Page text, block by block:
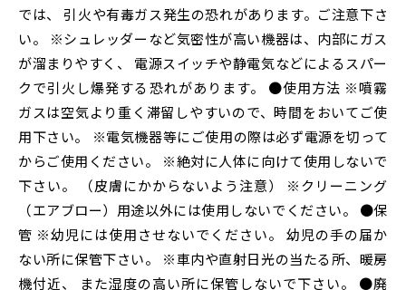
では、 引火や有毒ガス発生の恐れがあります。ご注意下さ
い。 ※シュレッダーなど気密性が高い機器は、内部にガス
が溜まりやすく、 電源スイッチや静電気などによるスパー
クで引火し爆発する恐れがあります。 ●使用方法 ※噴霧
ガスは空気より重く滞留しやすいので、時間をおいてご使
用下さい。 ※電気機器等にご使用の際は必ず電源を切って
からご使用ください。 ※絶対に人体に向けて使用しないで
下さい。 （皮膚にかからないよう注意） ※クリーニング
（エアブロー）用途以外には使用しないでください。 ●保
管 ※幼児には使用させないでください。 幼児の手の届か
ない所に保管下さい。 ※車内や直射日光の当たる所、暖房
機付近、 また湿度の高い所に保管しないで下さい。 ●廃